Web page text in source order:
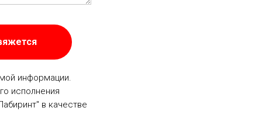
информации.
исполнения
в качестве